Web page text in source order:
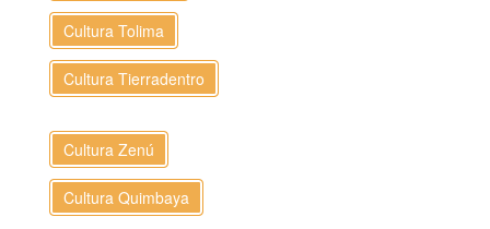
Cultura Tolima
Cultura Tierradentro
Cultura Zenú
Cultura Quimbaya